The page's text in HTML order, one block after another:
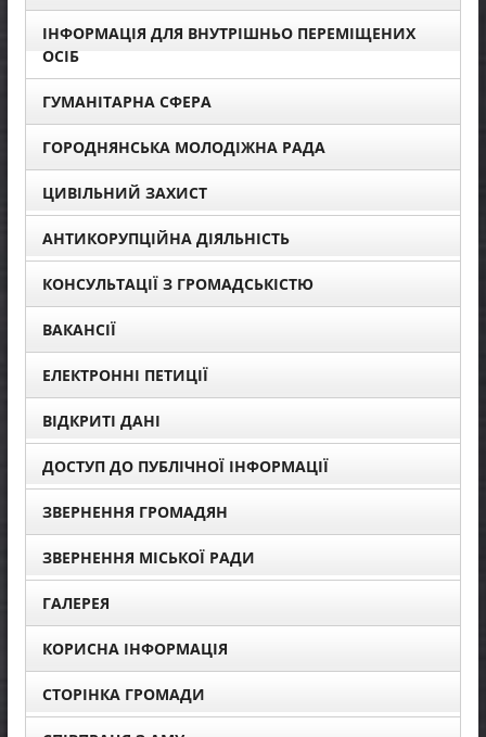
ІНФОРМАЦІЯ ДЛЯ ВНУТРІШНЬО ПЕРЕМІЩЕНИХ
ОСІБ
ГУМАНІТАРНА СФЕРА
ГОРОДНЯНСЬКА МОЛОДІЖНА РАДА
ЦИВІЛЬНИЙ ЗАХИСТ
АНТИКОРУПЦІЙНА ДІЯЛЬНІСТЬ
КОНСУЛЬТАЦІЇ З ГРОМАДСЬКІСТЮ
ВАКАНСІЇ
ЕЛЕКТРОННІ ПЕТИЦІЇ
ВІДКРИТІ ДАНІ
ДОСТУП ДО ПУБЛІЧНОЇ ІНФОРМАЦІЇ
ЗВЕРНЕННЯ ГРОМАДЯН
ЗВЕРНЕННЯ МІСЬКОЇ РАДИ
ГАЛЕРЕЯ
КОРИСНА ІНФОРМАЦІЯ
СТОРІНКА ГРОМАДИ